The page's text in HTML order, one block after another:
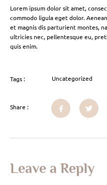
Lorem ipsum dolor sit amet,
commodo ligula eget dolor.
et magnis dis parturient montes,
ultricies nec, pellentesque eu,
quis enim.
Tags : Uncategorized
Share :
Leave a Reply